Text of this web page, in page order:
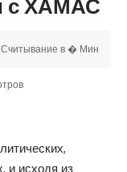
Считывание в � Мин
и исходя из